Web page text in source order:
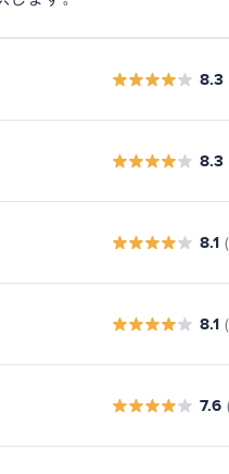
8.3
8.3
8.1
8.1
7.6